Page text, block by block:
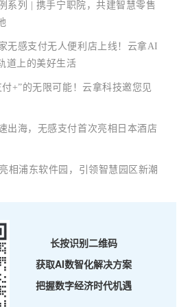
系列 | 携手宁职院，共建智慧零售
无感支付无人便利店上线！ 云拿AI
道上的美好生活
+”的无限可能！云拿科技邀您见
出海，无感支付首次亮相日本酒店
相浦东软件园，引领智慧园区新潮
长按识别二维码
获取AI数智化解决方案
把握数字经济时代机遇